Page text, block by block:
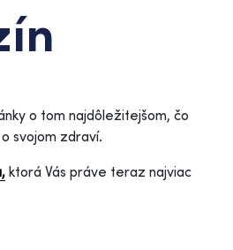
o tom najdôležitejšom, čo
svojom zdraví.
ktorá Vás práve teraz najviac